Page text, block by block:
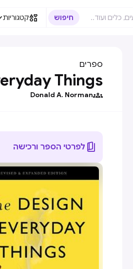
קטגוריות
ספרים
Things

Donald A. Norman
 לפרטי הספר ורכישה